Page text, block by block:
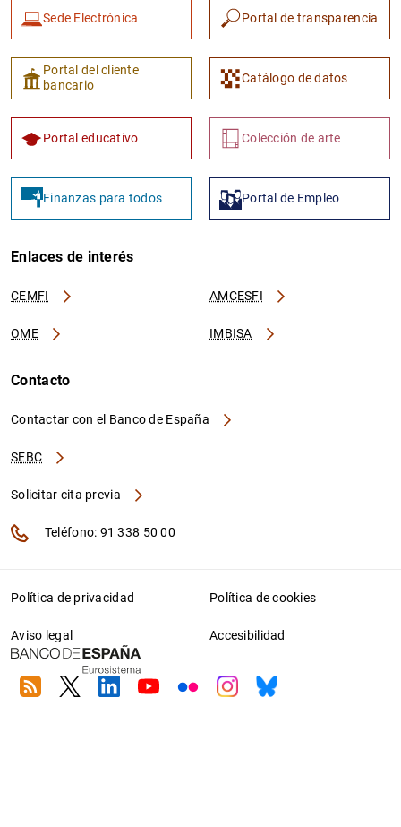
Sede Electrónica Portal de transparencia
Portal del cliente
bancario
Catálogo de datos
Portal educativo Colección de arte
Finanzas para todos Portal de Empleo
Enlaces de interés
CEMFI AMCESFI
OME IMBISA
Contacto
Contactar con el Banco de España
SEBC
Solicitar cita previa
Teléfono: 91 338 50 00
Política de privacidad Política de cookies
Aviso legal Accesibilidad
RSS TwitterLinkedin
YoutubeFlickrInstagram
Bluesky